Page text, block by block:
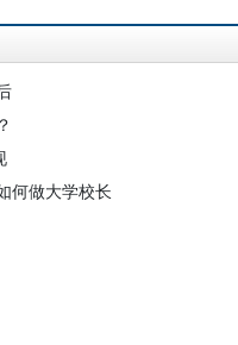
何做大学校长